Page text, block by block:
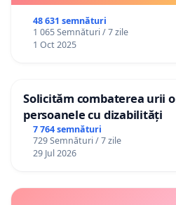
48 631 semnături
1 065 Semnături / 7 zile
1 Oct 2025
Solicităm combaterea urii
persoanele cu dizabilități
7 764 semnături
729 Semnături / 7 zile
29 Jul 2026